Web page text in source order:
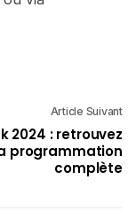
Article Suivant
2024 : retrouvez
programmation
complète